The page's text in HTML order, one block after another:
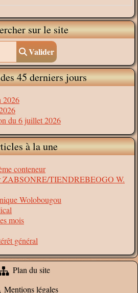
sur le site
Valider
45 derniers jours
2026
du 6 juillet 2026
à la une
conteneur
ZABSONRE/TIENDREBEOGO W.
Wolobougou
mois
général
Plan du site
Mentions légales